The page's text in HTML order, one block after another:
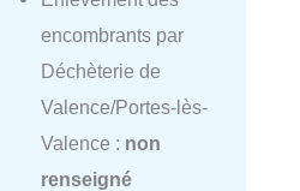
encombrants par
Déchèterie de
Valence/Portes-lès-
Valence : non
renseigné